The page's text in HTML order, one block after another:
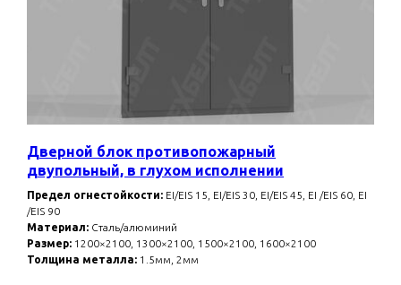
Дверной блок противопожарный
двупольный, в глухом исполнении
Предел огнестойкости: EI/EIS 15, EI/EIS 30, EI/EIS 45, EI /EIS 60, EI
/EIS 90
Материал: Сталь/алюминий
Размер: 1200×2100, 1300×2100, 1500×2100, 1600×2100
Толщина металла: 1.5мм, 2мм